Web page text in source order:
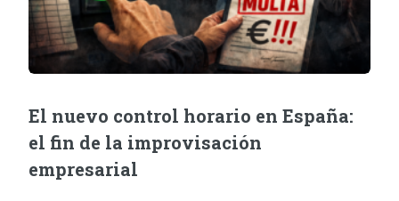
El nuevo control horario en España:
el fin de la improvisación
empresarial